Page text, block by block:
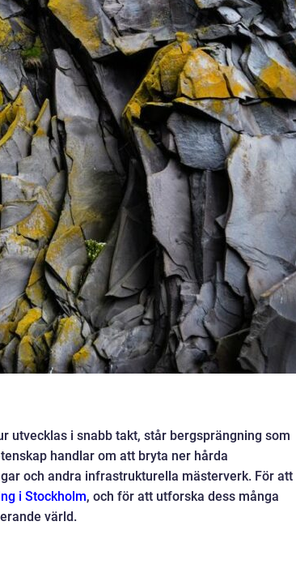
utvecklas i snabb takt, står bergsprängning som
handlar om att bryta ner hårda
och andra infrastrukturella mästerverk. För att
i Stockholm, och för att utforska dess många
värld.